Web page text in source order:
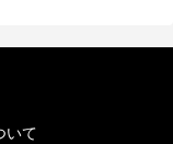
いて